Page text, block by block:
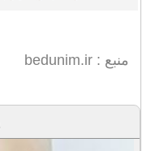
منبع : bedunim.ir